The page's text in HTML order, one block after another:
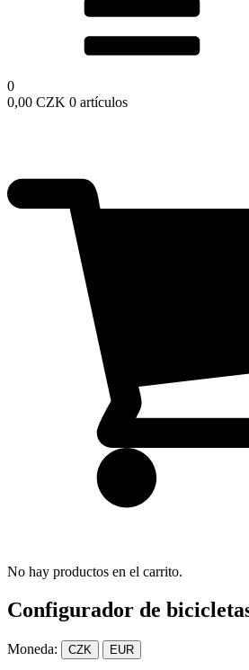
0
0,00 CZK 0 artículos
No hay productos en el carrito.
Configurador de
Moneda: CZK EUR